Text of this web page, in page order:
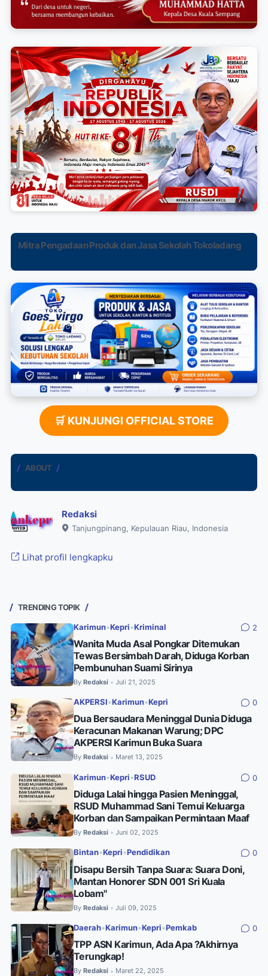
Mitra Pengadaan Produk dan Jasa Sekolah Tokoladang
🛒 KUNJUNGI OFFICIAL STORE
ABOUT
Redaksi
Tanjungpinang, Kepulauan Riau, Indonesia
Lihat profil lengkapku
TRENDING TOPIK
Karimun•Kepri •Kriminal 2
Wanita Muda Asal Pongkar Ditemukan
Tewas Bersimbah Darah, Diduga Korban
Pembunuhan Suami Sirinya
By Redaksi • Juli 21, 2025
AKPERSI •Karimun•Kepri 0
Dua Bersaudara Meninggal Dunia Diduga
Keracunan Makanan Warung; DPC
AKPERSI Karimun Buka Suara
By Redaksi • Maret 13, 2025
Karimun•Kepri •RSUD 0
Diduga Lalai hingga Pasien Meninggal,
RSUD Muhammad Sani Temui Keluarga
Korban dan Sampaikan Permintaan Maaf
By Redaksi • Juni 02, 2025
Bintan•Kepri •Pendidikan 0
Disapu Bersih Tanpa Suara: Suara Doni,
Mantan Honorer SDN 001 Sri Kuala
Lobam"
By Redaksi • Juli 09, 2025
Daerah•Karimun•Kepri •Pemkab 0
TPP ASN Karimun, Ada Apa ?Akhirnya
Terungkap!
By Redaksi • Maret 22, 2025